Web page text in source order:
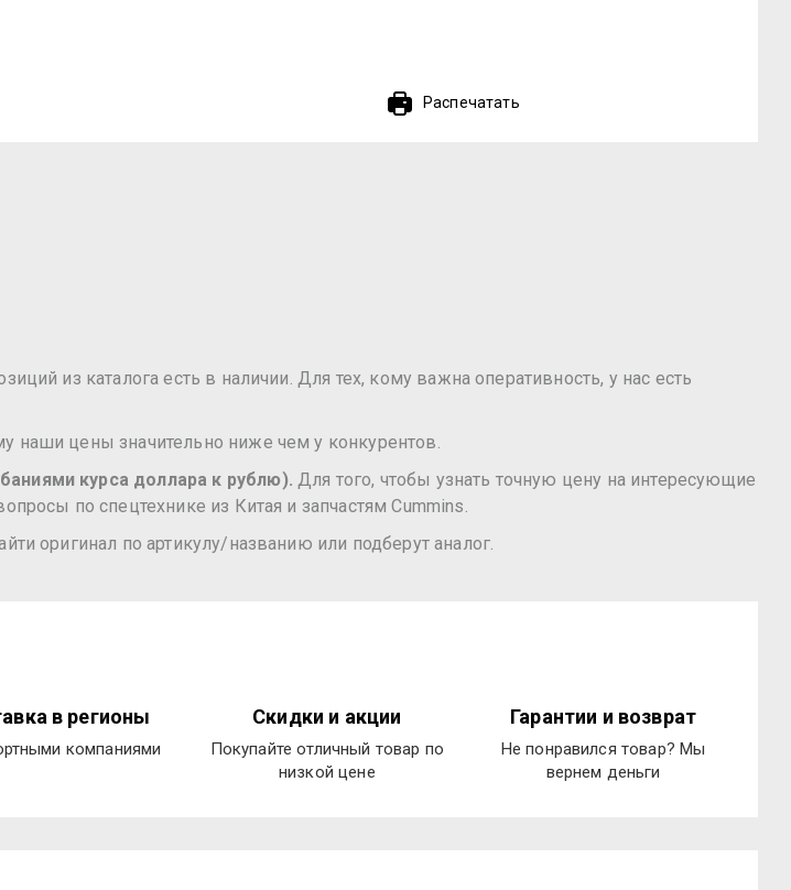
Распечатать
из каталога есть в наличии. Для тех, кому важна оперативность, у нас есть
наши цены значительно ниже чем у конкурентов.
курса доллара к рублю). Для того, чтобы узнать точную цену на интересующие
по спецтехнике из Китая и запчастям Cummins.
оригинал по артикулу/названию или подберут аналог.
в регионы
компаниями
Скидки и акции
Покупайте отличный товар по
низкой цене
Гарантии и возврат
Не понравился товар? Мы
вернем деньги